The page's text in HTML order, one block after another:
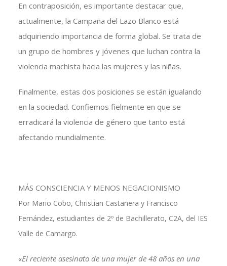
En contraposición, es importante destacar que,
actualmente, la Campaña del Lazo Blanco está
adquiriendo importancia de forma global. Se trata de
un grupo de hombres y jóvenes que luchan contra la
violencia machista hacia las mujeres y las niñas.
Finalmente, estas dos posiciones se están igualando
en la sociedad. Confiemos fielmente en que se
erradicará la violencia de género que tanto está
afectando mundialmente.
MÁS CONSCIENCIA Y MENOS NEGACIONISMO
Por Mario Cobo, Christian Castañera y Francisco
Fernández, estudiantes de 2º de Bachillerato, C2A, del IES
Valle de Camargo.
«El reciente asesinato de una mujer de 48 años en una